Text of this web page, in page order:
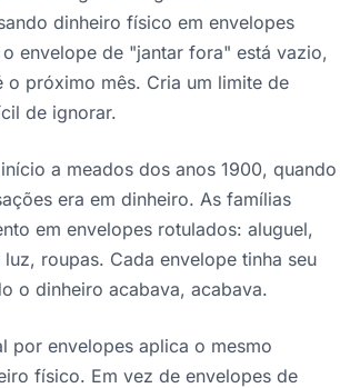
dinheiro físico em envelopes
envelope de "jantar fora" está vazio,
o próximo mês. Cria um limite de
de ignorar.
a meados dos anos 1900, quando
era em dinheiro. As famílias
em envelopes rotulados: aluguel,
roupas. Cada envelope tinha seu
o dinheiro acabava, acabava.
por envelopes aplica o mesmo
físico. Em vez de envelopes de